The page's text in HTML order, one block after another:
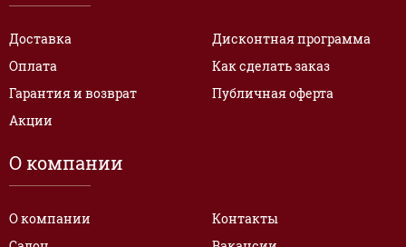
Доставка
Оплата
Гарантия и возврат
Акции
Дисконтная программа
Как сделать заказ
Публичная оферта
О компании
О компании
Контакты